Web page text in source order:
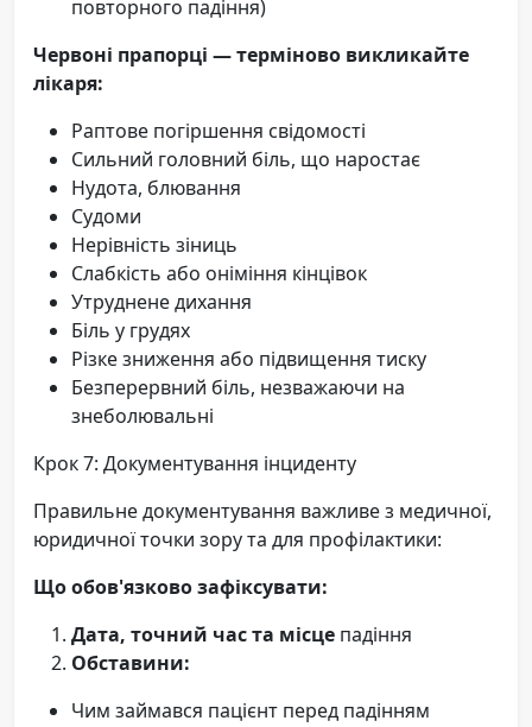
повторного падіння)
Червоні прапорці — терміново викликайте
лікаря:
Раптове погіршення свідомості
Сильний головний біль, що наростає
Нудота, блювання
Судоми
Нерівність зіниць
Слабкість або оніміння кінцівок
Утруднене дихання
Біль у грудях
Різке зниження або підвищення тиску
Безперервний біль, незважаючи на
знеболювальні
Крок 7: Документування інциденту
Правильне документування важливе з медичної,
юридичної точки зору та для профілактики:
Що обов'язково зафіксувати:
Дата, точний час та місце падіння
Обставини:
Чим займався пацієнт перед падінням